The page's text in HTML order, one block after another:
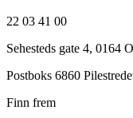
22 03 41 00
Sehesteds gate 4, 0164
Postboks 6860
Finn frem